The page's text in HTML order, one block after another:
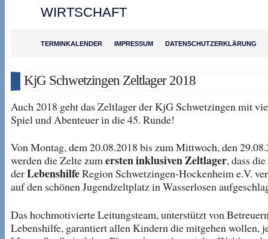
WIRTSCHAFT
TERMINKALENDER IMPRESSUM DATENSCHUTZERKLÄRUNG
KjG Schwetzingen Zeltlager 2018
Auch 2018 geht das Zeltlager der KjG Schwetzingen mit
Spiel und Abenteuer in die 45. Runde!
Von Montag, dem 20.08.2018 bis zum Mittwoch, den
werden die Zelte zumersten inklusiven Zeltlager, dass
derLebenshilfeRegion Schwetzingen-Hockenheim e.V.
auf den schönen Jugendzeltplatz in Wasserlosen
Das hochmotivierte Leitungsteam, unterstützt von
Lebenshilfe, garantiert allen Kindern die mitgehen wollen,